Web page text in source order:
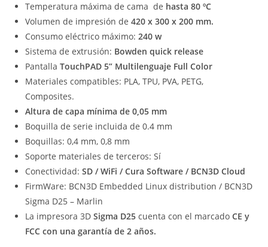
Temperatura máxima de cama de hasta 80 ºC
Volumen de impresión de420 x 300 x 200 mm.
Consumo eléctrico máximo:240 w
Sistema de extrusión: Bowden quick release
PantallaTouchPAD 5” Multilenguaje Full Color
Materiales compatibles: PLA, TPU, PVA, PETG,
Composites.
Altura de capa mínima de 0,05 mm
Boquilla de serie incluida de 0.4 mm
Boquillas: 0,4 mm, 0,8 mm
Soporte materiales de terceros: Sí
Conectividad: SD / WiFi / Cura Software / BCN3D Cloud
FirmWare: BCN3D Embedded Linux distribution / BCN3D
Sigma D25 – Marlin
La impresora 3DSigma D25 cuenta con el marcadoCE y
FCC con una garantía de 2 años.